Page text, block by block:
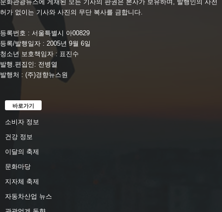
문화관광뉴스에 게재된 모든 기사의 판권은 본사가 보유하며, 발행인의 사전
허가 없이는 기사와 사진의 무단 복사를 금합니다.
등록번호 : 서울특별시 아00829
등록/발행일자 : 2005년 9월 6일
청소년 보호책임자 : 표진수
발행.편집인: 전병열
발행처 : (주)경향뉴스원
바로가기
소비자 정보
건강 정보
이달의 축제
문화마당
지자체 축제
자동차산업 뉴스